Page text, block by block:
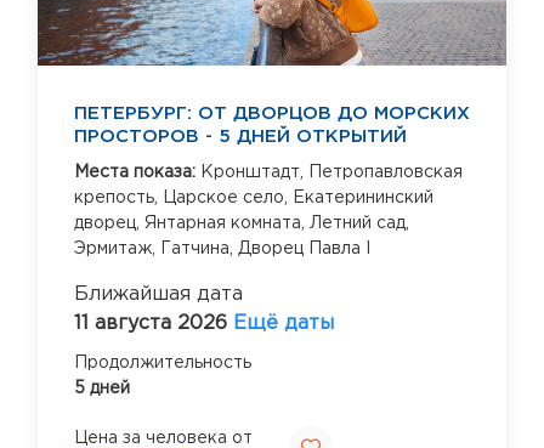
ПЕТЕРБУРГ: ОТ ДВОРЦОВ ДО МОРСКИХ
ПРОСТОРОВ - 5 ДНЕЙ ОТКРЫТИЙ
Места показа: Кронштадт,
Петропавловская
крепость,
Царское село,
Екатерининский
дворец, Янтарная комната, Летний сад,
Эрмитаж,
Гатчина, Дворец Павла I
Ближайшая дата
11 августа 2026 Ещё даты
Продолжительность
5 дней
Цена за человека от